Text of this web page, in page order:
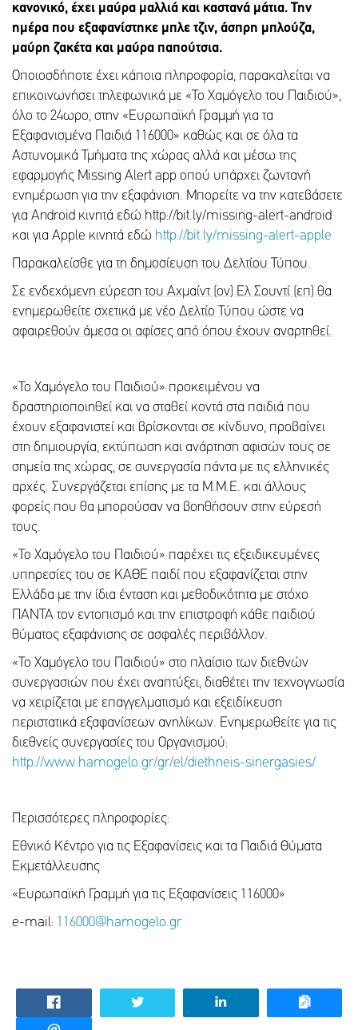
κανονικό, έχει μαύρα μαλλιά και καστανά μάτια. Την
ημέρα που εξαφανίστηκε μπλε τζιν, άσπρη μπλούζα,
μαύρη ζακέτα και μαύρα παπούτσια.
Οποιοσδήποτε έχει κάποια πληροφορία, παρακαλείται να
επικοινωνήσει τηλεφωνικά με «Το Χαμόγελο του Παιδιού»,
όλο το 24ωρο, στην «Ευρωπαϊκή Γραμμή για τα
Εξαφανισμένα Παιδιά 116000» καθώς και σε όλα τα
Αστυνομικά Τμήματα της χώρας αλλά και μέσω της
εφαρμογής Missing Alert app οπού υπάρχει ζωντανή
ενημέρωση για την εξαφάνιση. Μπορείτε να την κατεβάσετε
για Android κινητά εδώ http://bit.ly/missing-alert-android
και για Apple κινητά εδώ http://bit.ly/missing-alert-apple
Παρακαλείσθε για τη δημοσίευση του Δελτίου Τύπου.
Σε ενδεχόμενη εύρεση του Αχμαίντ (ον) Ελ Σουντί (επ) θα
ενημερωθείτε σχετικά με νέο Δελτίο Τύπου ώστε να
αφαιρεθούν άμεσα οι αφίσες από όπου έχουν αναρτηθεί.
«Το Χαμόγελο του Παιδιού» προκειμένου να
δραστηριοποιηθεί και να σταθεί κοντά στα παιδιά που
έχουν εξαφανιστεί και βρίσκονται σε κίνδυνο, προβαίνει
στη δημιουργία, εκτύπωση και ανάρτηση αφισών τους σε
σημεία της χώρας, σε συνεργασία πάντα με τις ελληνικές
αρχές. Συνεργάζεται επίσης με τα Μ.Μ.Ε. και άλλους
φορείς που θα μπορούσαν να βοηθήσουν στην εύρεσή
τους.
«Το Χαμόγελο του Παιδιού» παρέχει τις εξειδικευμένες
υπηρεσίες του σε ΚΑΘΕ παιδί που εξαφανίζεται στην
Ελλάδα με την ίδια ένταση και μεθοδικότητα με στόχο
ΠΑΝΤΑ τον εντοπισμό και την επιστροφή κάθε παιδιού
θύματος εξαφάνισης σε ασφαλές περιβάλλον.
«Το Χαμόγελο του Παιδιού» στο πλαίσιο των διεθνών
συνεργασιών που έχει αναπτύξει, διαθέτει την τεχνογνωσία
να χειρίζεται με επαγγελματισμό και εξειδίκευση
περιστατικά εξαφανίσεων ανηλίκων. Ενημερωθείτε για τις
διεθνείς συνεργασίες του Οργανισμού:
http://www.hamogelo.gr/gr/el/diethneis-sinergasies/
Περισσότερες πληροφορίες:
Εθνικό Κέντρο για τις Εξαφανίσεις και τα Παιδιά Θύματα
Εκμετάλλευσης
«Ευρωπαϊκή Γραμμή για τις Εξαφανίσεις 116000»
e-mail: 116000@hamogelo.gr